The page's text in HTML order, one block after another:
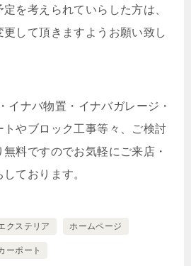
を考えられていらした方は、
して頂きますようお願い致し
イナバ物置・イナバガレージ・
やブロック工事等々、ご検討
料ですのでお気軽にご来店・
ております。
クステリア ホームページ
ーポート